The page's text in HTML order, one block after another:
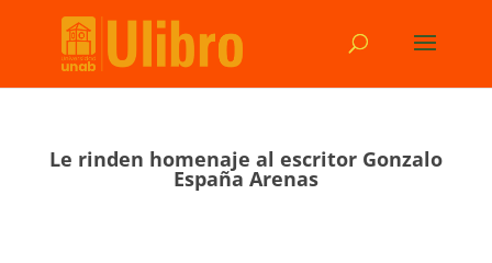
Le rinden homenaje al escritor Gonzalo
España Arenas